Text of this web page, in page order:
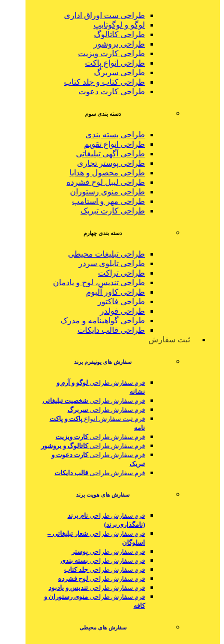
طراحی ست اوراق اداری
لوگو و لوگوتایپ
طراحی کاتالوگ
طراحی بروشور
طراحی کارت ویزیت
طراحی انواع پاکت
طراحی سربرگ
طراحی کتاب و جلد کتاب
طراحی کارت دعوت
دسته بندی سوم
طراحی بسته بندی
طراحی انواع تقویم
طراحی آگهی تبلیغاتی
طراحی پوستر تجاری
طراحی محصول و هدایا
طراحی لیبل لوح فشرده
طراحی منوی رستوران
طراحی مهر و استامپ
طراحی کارت تبریک
دسته بندی چهارم
طراحی تبلیغات محیطی
طراحی تابلوی سردر
طراحی تراکت
طراحی تندیس، لوح و یادمان
طراحی کاور آلبوم
طراحی فاکتور
طراحی فولدر
طراحی گواهینامه و مدرک
طراحی قالب دایکات
ثبت سفارش
سفارش های یونیفرم برند
فرم سفارش طراحی لوگو و آرم و
نشانه
فرم سفارش طراحی شخصیت تبلیغاتی
فرم سفارش طراحی سربرگ
فرم ثبت سفارش انواع پاکت و پاکت
نامه
فرم سفارش طراحیکارت ویزیت
فرم سفارش طراحیکاتالوگ و بروشور
فرم سفارش طراحیکارت دعوت و
تبریک
فرم سفارش طراحی قالب دایکات
سفارش های هویت برند
فرم سفارش طراحی نام برند
(نامگذاری برند)
فرم سفارش طراحی شعار تبلیغاتی –
اسلوگان
فرم سفارش طراحی پوستر
فرم سفارش طراحی بسته بندی
فرم سفارش طراحی جلد کتاب
فرم سفارش طراحی لوح فشرده
فرم سفارش طراحی تندیس و یادبود
فرم سفارش طراحی منوی رستوران و
کافه
سفارش های محیطی